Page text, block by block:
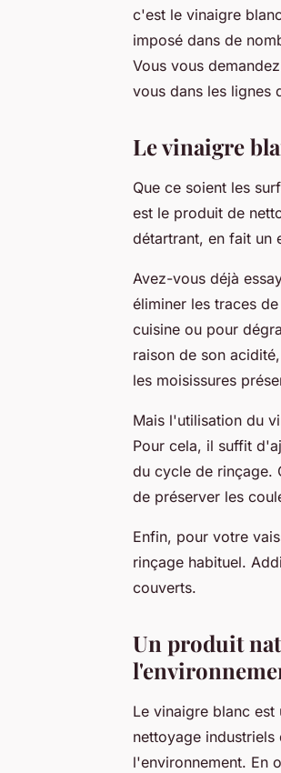
c'est le vinaigre
imposé dans de
Vous vous
vous dans les lignes
Le vinaigre
Que ce soient les
est le produit de
détartrant, en fait un
Avez-vous déjà
éliminer les traces
cuisine ou pour
raison de son
les moisissures
Mais l'utilisation du
Pour cela, il suffit
du cycle de rinçage.
de préserver les
Enfin, pour votre
rinçage habituel.
couverts.
Un produit
Le vinaigre blanc
nettoyage
l'environnement. En